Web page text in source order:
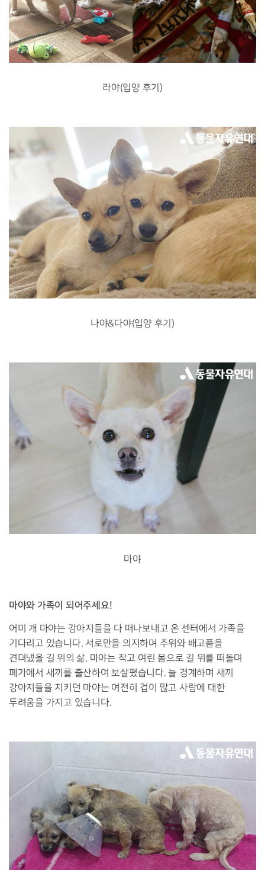
라야(입양 후기)
나야&다야(입양 후기)
마야
마야와 가족이 되어주세요!
어미 개 마야는 강아지들을 다 떠나보내고 온 센터에서 가족을
기다리고 있습니다. 서로만을 의지하며 추위와 배고픔을
견뎌냈을 길 위의 삶. 마야는 작고 여린 몸으로 길 위를 떠돌며
폐가에서 새끼를 출산하여 보살폈습니다. 늘 경계하며 새끼
강아지들을 지키던 마야는 여전히 겁이 많고 사람에 대한
두려움을 가지고 있습니다.